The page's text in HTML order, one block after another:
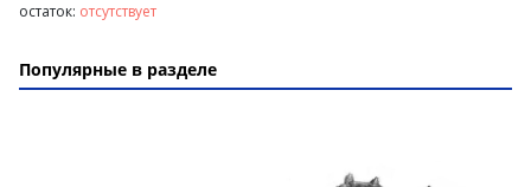
остаток: отсутствует
Популярные в разделе